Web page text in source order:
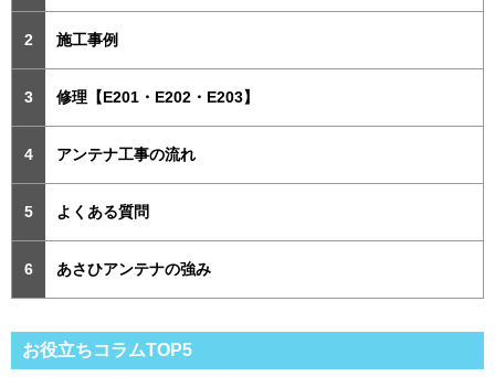
施工事例
修理【E201・E202・E203】
アンテナ工事の流れ
よくある質問
あさひアンテナの強み
お役立ちコラムTOP5